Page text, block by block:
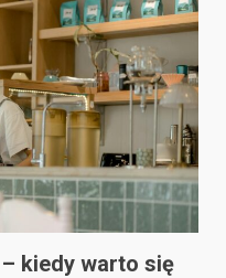
kiedy warto się